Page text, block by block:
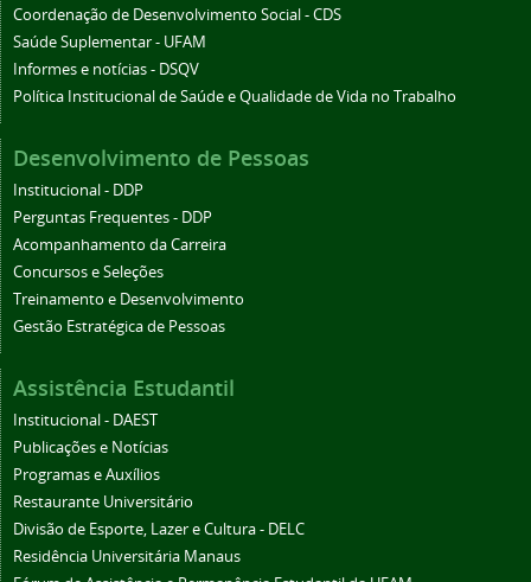
Coordenação de Desenvolvimento Social - CDS
Saúde Suplementar - UFAM
Informes e notícias - DSQV
Política Institucional de Saúde e Qualidade de Vida no Trabalho
Desenvolvimento de Pessoas
Institucional - DDP
Perguntas Frequentes - DDP
Acompanhamento da Carreira
Concursos e Seleções
Treinamento e Desenvolvimento
Gestão Estratégica de Pessoas
Assistência Estudantil
Institucional - DAEST
Publicações e Notícias
Programas e Auxílios
Restaurante Universitário
Divisão de Esporte, Lazer e Cultura - DELC
Residência Universitária Manaus